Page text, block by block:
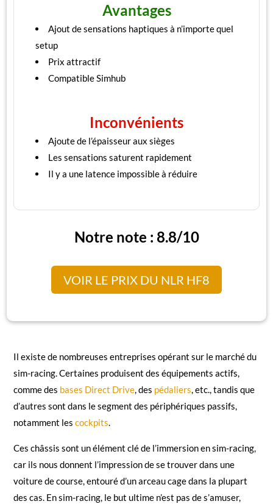
Avantages
Ajout de sensations haptiques à n’importe quel
setup
Prix attractif
Compatible Simhub
Inconvénients
Ajoute de l’épaisseur aux sièges
Les sensations saturent rapidement
Il y a une latence impossible à réduire
Notre note : 8.8/10
VOIR LE PRIX DU NLR HF8
Il existe de nombreuses entreprises opérant sur le marché du
sim-racing. Certaines produisent des équipements actifs,
comme des bases Direct Drive, des pédaliers, etc., tandis que
d’autres sont dans le segment des périphériques passifs,
notamment les cockpits.
Ces châssis sont un élément clé de l’immersion en sim-racing,
car ils nous donnent l’impression de se trouver dans une
voiture de course, entouré d’un arceau cage dans la plupart
des cas. En sim-racing, le but ultime n’est pas de s’amuser,